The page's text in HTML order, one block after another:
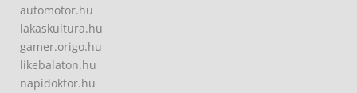
automotor.hu
lakaskultura.hu
gamer.origo.hu
likebalaton.hu
napidoktor.hu